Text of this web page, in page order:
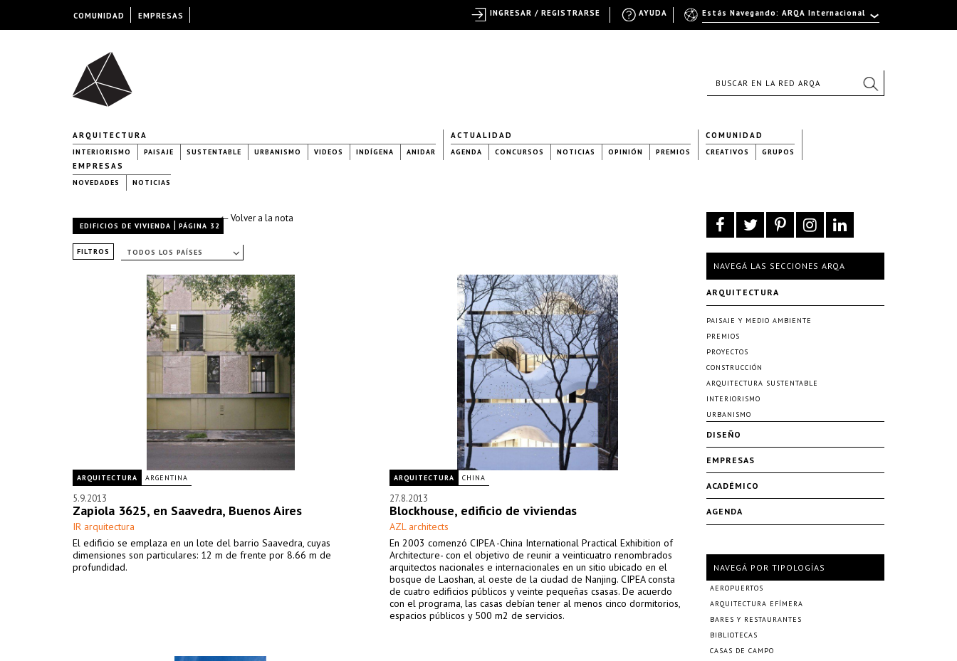
ARQUITECTURA
INTERIORISMO PAISAJE SUSTENTABLE URBANISMO VIDEOS INDÍGENA ANIDAR
ACTUALIDAD
AGENDA CONCURSOS NOTICIAS OPINIÓN PREMIOS
COMUNIDAD
CREATIVOS GRUPOS
EMPRESAS
NOVEDADES NOTICIAS
← Volver a la nota
EDIFICIOS DE VIVIENDA | PÁGINA 32
FILTROS TODOS LOS PAÍSES
ARQUITECTURA ARGENTINA
5.9.2013
Zapiola 3625, en Saavedra, Buenos Aires
IR arquitectura
El edificio se emplaza en un lote del barrio Saavedra, cuyas
dimensiones son particulares: 12 m de frente por 8.66 m de
profundidad.
ARQUITECTURA CHINA
27.8.2013
Blockhouse, edificio de viviendas
AZL architects
En 2003 comenzó CIPEA -China International Practical Exhibition of
Architecture- con el objetivo de reunir a veinticuatro renombrados
arquitectos nacionales e internacionales en un sitio ubicado en el
bosque de Laoshan, al oeste de la ciudad de Nanjing. CIPEA consta
de cuatro edificios públicos y veinte pequeñas csasas. De acuerdo
con el programa, las casas debían tener al menos cinco dormitorios,
espacios públicos y 500 m2 de servicios.
NAVEGÁ LAS SECCIONES ARQA
ARQUITECTURA
PAISAJE Y MEDIO AMBIENTE
PREMIOS
PROYECTOS
CONSTRUCCIÓN
ARQUITECTURA SUSTENTABLE
INTERIORISMO
URBANISMO
DISEÑO
EMPRESAS
ACADÉMICO
AGENDA
NAVEGÁ POR TIPOLOGÍAS
AEROPUERTOS
ARQUITECTURA EFÍMERA
BARES Y RESTAURANTES
BIBLIOTECAS
CASAS DE CAMPO
COMUNIDAD EMPRESAS Estás Navegando: ARQA Internacional
AYUDA
INGRESAR / REGISTRARSE